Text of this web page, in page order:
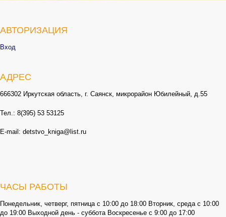
АВТОРИЗАЦИЯ
Вход
АДРЕС
666302 Иркутская область, г. Саянск, микрорайон Юбилейный, д.55
Тел.: 8(395) 53 53125
E-mail: detstvo_kniga@list.ru
ЧАСЫ РАБОТЫ
Понедельник, четверг, пятница с 10:00 до 18:00 Вторник, среда с 10:00
до 19:00 Выходной день - суббота Воскресенье с 9:00 до 17:00